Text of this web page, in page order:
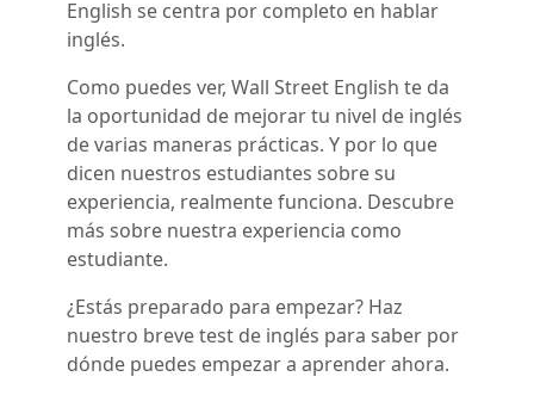
English se centra por completo en hablar
inglés.
Como puedes ver, Wall Street English te da
la oportunidad de mejorar tu nivel de inglés
de varias maneras prácticas. Y por lo que
dicen nuestros estudiantes sobre su
experiencia, realmente funciona. Descubre
más sobre nuestra experiencia como
estudiante.
¿Estás preparado para empezar? Haz
nuestro breve test de inglés para saber por
dónde puedes empezar a aprender ahora.